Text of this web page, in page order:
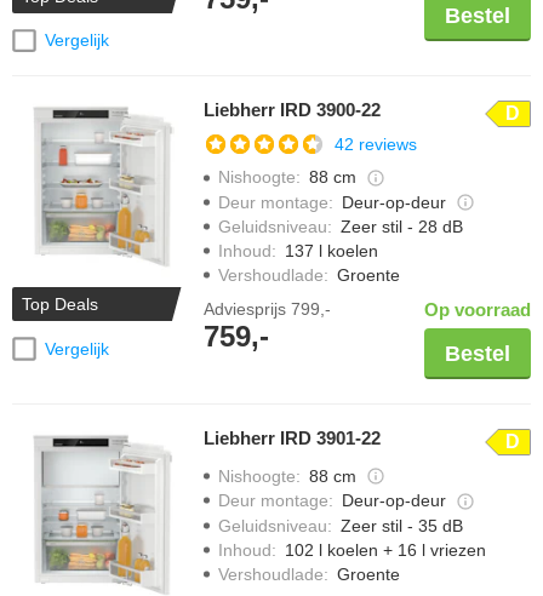
Vergelijk
Bestel
Top Deals
Vergelijk
Liebherr IRD 3900-22 D
42 reviews
Nishoogte: 88 cm
Deur montage: Deur-op-deur
Geluidsniveau: Zeer stil - 28 dB
Inhoud: 137 l koelen
Vershoudlade: Groente
Adviesprijs 799,-
759,-
Op voorraad
Bestel
Liebherr IRD 3901-22 D
Nishoogte: 88 cm
Deur montage: Deur-op-deur
Geluidsniveau: Zeer stil - 35 dB
Inhoud: 102 l koelen + 16 l vriezen
Vershoudlade: Groente